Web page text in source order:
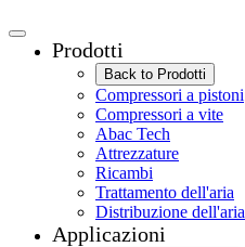
Prodotti
Back to Prodotti
Compressori a pistoni
Compressori a vite
Abac Tech
Attrezzature
Ricambi
Trattamento dell'aria
Distribuzione dell'aria
Applicazioni